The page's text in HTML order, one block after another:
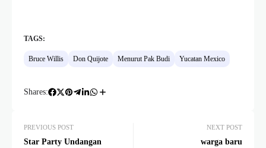
TAGS:
Bruce Willis Don Quijote Menurut Pak Budi Yucatan Mexico
Shares:
PREVIOUS POST
Star Party Undangan
NEXT POST
warga baru